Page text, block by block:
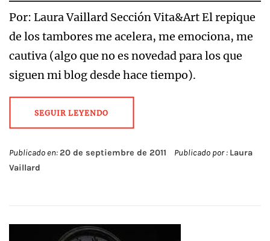
Por: Laura Vaillard Sección Vita&Art El repique
de los tambores me acelera, me emociona, me
cautiva (algo que no es novedad para los que
siguen mi blog desde hace tiempo).
SEGUIR LEYENDO
Publicado en:20 de septiembre de 2011 Publicado por : Laura
Vaillard